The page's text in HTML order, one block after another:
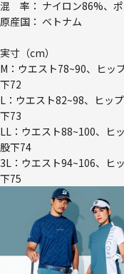
混 率： ナイロン86%、
原産国： ベトナム
実寸（cm）
M：ウエスト78~90、ヒッ
下72
L：ウエスト82~98、ヒッ
下73
LL：ウエスト88~100、ヒ
股下74
3L：ウエスト94~106、ヒ
下75